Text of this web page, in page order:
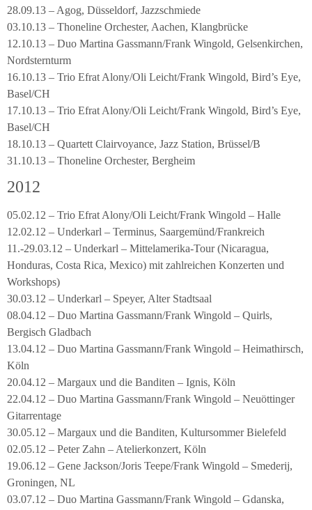
28.09.13 – Agog, Düsseldorf, Jazzschmiede
03.10.13 – Thoneline Orchester, Aachen, Klangbrücke
12.10.13 – Duo Martina Gassmann/Frank Wingold, Gelsenkirchen,
Nordsternturm
16.10.13 – Trio Efrat Alony/Oli Leicht/Frank Wingold, Bird’s Eye,
Basel/CH
17.10.13 – Trio Efrat Alony/Oli Leicht/Frank Wingold, Bird’s Eye,
Basel/CH
18.10.13 – Quartett Clairvoyance, Jazz Station, Brüssel/B
31.10.13 – Thoneline Orchester, Bergheim
2012
05.02.12 – Trio Efrat Alony/Oli Leicht/Frank Wingold – Halle
12.02.12 – Underkarl – Terminus, Saargemünd/Frankreich
11.-29.03.12 – Underkarl – Mittelamerika-Tour (Nicaragua,
Honduras, Costa Rica, Mexico) mit zahlreichen Konzerten und
Workshops)
30.03.12 – Underkarl – Speyer, Alter Stadtsaal
08.04.12 – Duo Martina Gassmann/Frank Wingold – Quirls,
Bergisch Gladbach
13.04.12 – Duo Martina Gassmann/Frank Wingold – Heimathirsch,
Köln
20.04.12 – Margaux und die Banditen – Ignis, Köln
22.04.12 – Duo Martina Gassmann/Frank Wingold – Neuöttinger
Gitarrentage
30.05.12 – Margaux und die Banditen, Kultursommer Bielefeld
02.05.12 – Peter Zahn – Atelierkonzert, Köln
19.06.12 – Gene Jackson/Joris Teepe/Frank Wingold – Smederij,
Groningen, NL
03.07.12 – Duo Martina Gassmann/Frank Wingold – Gdanska,